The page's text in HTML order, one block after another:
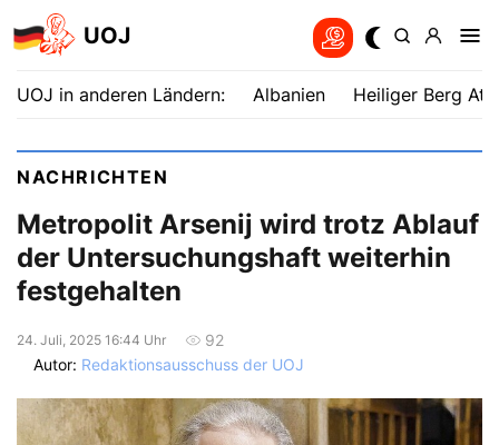
UOJ
UOJ in anderen Ländern: Albanien Heiliger Berg
NACHRICHTEN
Metropolit Arsenij wird trotz Ablauf
der Untersuchungshaft weiterhin
festgehalten
24. Juli, 2025 16:44 Uhr
92
Autor: Redaktionsausschuss der UOJ